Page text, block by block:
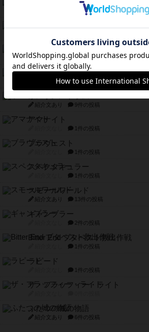
モズビ－ズ・レイダ－ズ
1件の投稿
紹介文あり 2件の投稿
宵と暁の呪文書
紹介文あり 8件の投稿
紹介文あり 9件の投稿
アマナイト
1件の投稿
ブラヴェスト
1件の投稿
スペクタキュラー
1件の投稿
スモールワールド
紹介文あり 13件の投稿
ギャンブラー
2件の投稿
Bitter End ブタペスト救出作戦
1件の投稿
ラピード
1件の投稿
ザ・フラッフィー・ライト
ふたつの城の物語
紹介文あり 6件の投稿